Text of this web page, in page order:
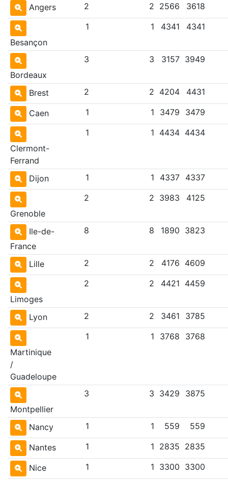
Angers 2 2 2566 3618
Besançon
1 1 4341 4341
Bordeaux
3 3 3157 3949
Brest 2 2 4204 4431
Caen 1 1 3479 3479
Clermont-
Ferrand
1 1 4434 4434
Dijon 1 1 4337 4337
Grenoble
2 2 3983 4125
Ile-de-
France
8 8 1890 3823
Lille 2 2 4176 4609
Limoges
2 2 4421 4459
Lyon 2 2 3461 3785
Martinique
/
Guadeloupe
1 1 3768 3768
Montpellier
3 3 3429 3875
Nancy 1 1 559 559
Nantes 1 1 2835 2835
Nice 1 1 3300 3300